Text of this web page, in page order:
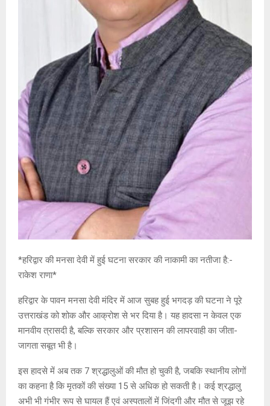
*हरिद्वार की मनसा देवी में हुई घटना सरकार की नाकामी का नतीजा है:-
राकेश राणा*
हरिद्वार के पावन मनसा देवी मंदिर में आज सुबह हुई भगदड़ की घटना ने पूरे
उत्तराखंड को शोक और आक्रोश से भर दिया है। यह हादसा न केवल एक
मानवीय त्रासदी है, बल्कि सरकार और प्रशासन की लापरवाही का जीता-
जागता सबूत भी है।
इस हादसे में अब तक 7 श्रद्धालुओं की मौत हो चुकी है, जबकि स्थानीय लोगों
का कहना है कि मृतकों की संख्या 15 से अधिक हो सकती है। कई श्रद्धालु
अभी भी गंभीर रूप से घायल हैं एवं अस्पतालों में जिंदगी और मौत से जूझ रहे